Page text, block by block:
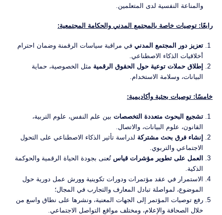
والمناعة النفسية لدى المتعلمين.
رابعًا: توصيات خاصة بالمجتمع المدني والحكامة المجتمعية:
تعزيز دور المجتمع المدنيفي مراقبة سياسات الرقمنة وضمان احترام
أخلاقيات الذكاء الاصطناعي.
إطلاق حملات توعية حول الحقوق الرقمية مثل الخصوصية، حماية
البيانات، وسلامة الاستخدام.
خامسًا: توصيات بحثية وأكاديمية:
تشجيع البحوث متعددة التخصصاتبين علم النفس، علوم التربية،
القانون، علوم البيانات، والاتصال.
إنشاء فرق بحث مشتركة لدراسة تأثير الذكاء الاصطناعي على التحول
الاجتماعي والتربوي.
العمل على تطوير مؤشرات قياس تُعنى بجودة الحياة الرقمية والحوكمة
الذكية.
الاستمرار في عقد مؤتمرات ودورات تكوينية وورش عمل دورية حول
الموضوع، لمواصلة تبادل المعارف والتجارب في المجال؛
رفع توصيات المؤتمر إلى الجهات المعنية، ونشرها على نطاق واسع من
خلال الصحافة والإعلام، ومختلف مواقع التواصل الاجتماعي.